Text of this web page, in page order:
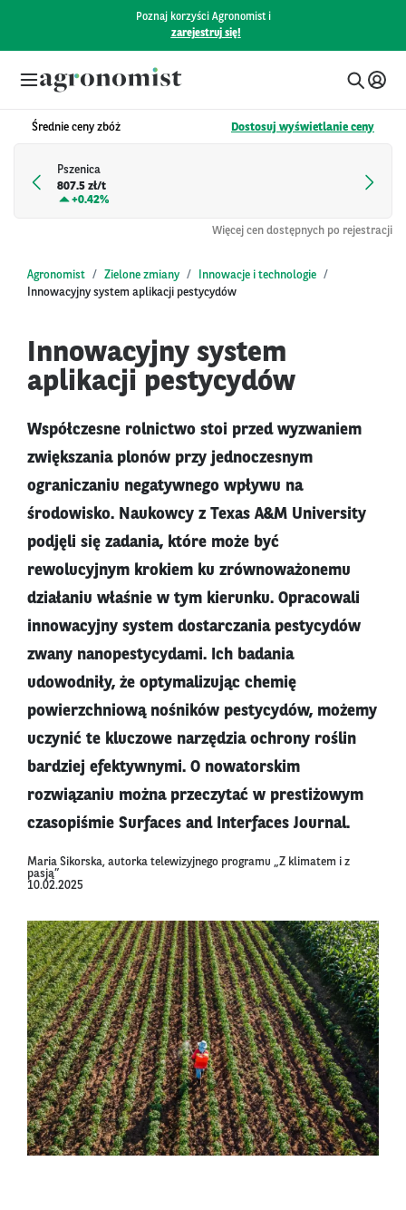
Poznaj korzyści Agronomist i
zarejestruj się!
Średnie ceny zbóż Dostosuj wyświetlanie ceny
Pszenica
807.5 zł/t
+0.42%
Więcej cen dostępnych po rejestracji
Agronomist Zielone zmiany
Innowacje i technologie
Innowacyjny system aplikacji pestycydów
Innowacyjny system
aplikacji pestycydów
Współczesne rolnictwo stoi przed wyzwaniem
zwiększania plonów przy jednoczesnym
ograniczaniu negatywnego wpływu na
środowisko. Naukowcy z Texas A&M University
podjęli się zadania, które może być
rewolucyjnym krokiem ku zrównoważonemu
działaniu właśnie w tym kierunku. Opracowali
innowacyjny system dostarczania pestycydów
zwany nanopestycydami. Ich badania
udowodniły, że optymalizując chemię
powierzchniową nośników pestycydów, możemy
uczynić te kluczowe narzędzia ochrony roślin
bardziej efektywnymi. O nowatorskim
rozwiązaniu można przeczytać w prestiżowym
czasopiśmie Surfaces and Interfaces Journal.
Maria Sikorska, autorka telewizyjnego programu „Z klimatem i z
pasją”
10.02.2025